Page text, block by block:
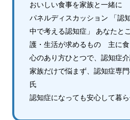
おいしい食事を家族と一緒に
パネルディスカッション 「
中で考える認知症」 あなたと
護・生活が求めるもの 主に食
心のあり方ひとつで、認知症
家族だけで悩まず、認知症専
氏
認知症になっても安心して暮